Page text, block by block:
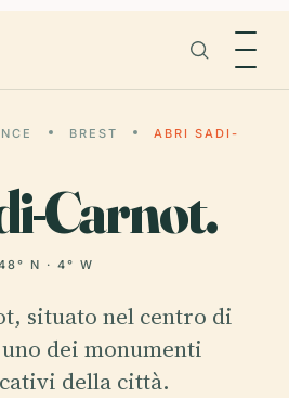
BREST
ABRI SADI-
Carnot.
N · 4° W
situato nel centro di
dei monumenti
della città.